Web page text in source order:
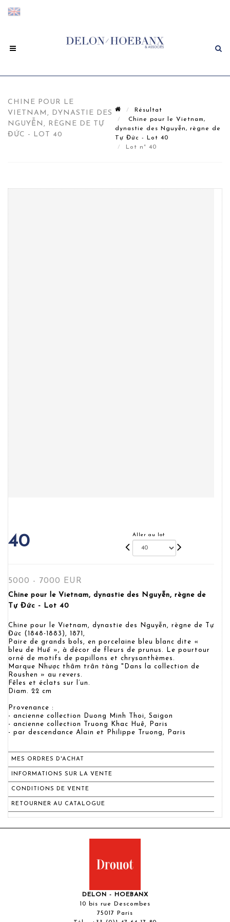
CHINE POUR LE
VIETNAM, DYNASTIE DES
NGUYỄN, RÈGNE DE TỰ
ĐỨC - LOT 40
Résultat
Chine pour le Vietnam,
dynastie des Nguyễn, règne de
Tự Đức - Lot 40
Lot n° 40
40 Aller au lot
5000 - 7000 EUR
Chine pour le Vietnam, dynastie des Nguyễn, règne de
Tự Đức - Lot 40
Chine pour le Vietnam, dynastie des Nguyễn, règne de Tự
Đức (1848-1883), 1871,
Paire de grands bols, en porcelaine bleu blanc dite «
bleu de Huế », à décor de fleurs de prunus. Le pourtour
orné de motifs de papillons et chrysanthèmes.
Marque Nhược thâm trân tàng "Dans la collection de
Roushen » au revers.
Fêles et éclats sur l’un.
Diam. 22 cm
Provenance :
- ancienne collection Duong Minh Thoi, Saigon
- ancienne collection Truong Khac Huê, Paris
- par descendance Alain et Philippe Truong, Paris
MES ORDRES D'ACHAT
INFORMATIONS SUR LA VENTE
CONDITIONS DE VENTE
RETOURNER AU CATALOGUE
DELON - HOEBANX
10 bis rue Descombes
75017 Paris